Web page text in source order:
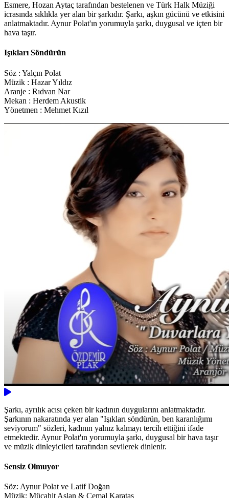
Esmere, Hozan Aytaç tarafından bestelenen ve Türk Halk Müziği
icrasında sıklıkla yer alan bir şarkıdır. Şarkı, aşkın gücünü ve etkisini
anlatmaktadır. Aynur Polat'ın yorumuyla şarkı, duygusal ve içten bir
hava taşır.
Işıkları Söndürün
Söz : Yalçın Polat
Müzik : Hazar Yıldız
Aranje : Rıdvan Nar
Mekan : Herdem Akustik
Yönetmen : Mehmet Kızıl
Şarkı, ayrılık acısı çeken bir kadının duygularını anlatmaktadır.
Şarkının nakaratında yer alan "Işıkları söndürün, ben karanlığımı
seviyorum" sözleri, kadının yalnız kalmayı tercih ettiğini ifade
etmektedir. Aynur Polat'ın yorumuyla şarkı, duygusal bir hava taşır
ve müzik dinleyicileri tarafından sevilerek dinlenir.
Sensiz Olmuyor
Söz: Aynur Polat ve Latif Doğan
Müzik: Mücahit Aslan & Cemal Karataş